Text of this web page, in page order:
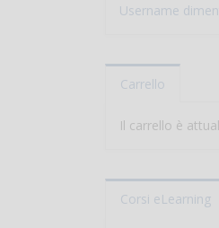
Username
Carrello
Il carrello è
Corsi eLearning